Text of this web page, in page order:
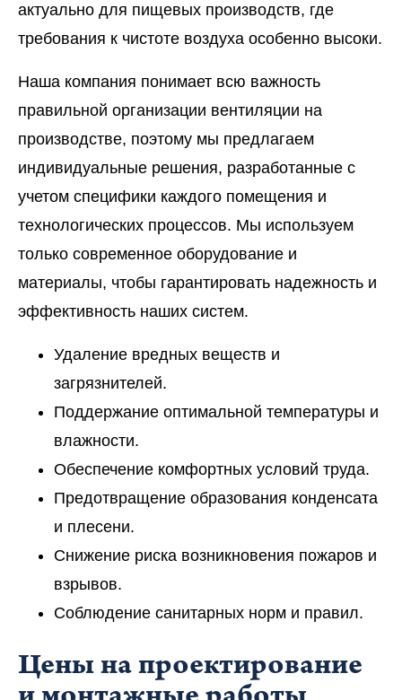
актуально для пищевых производств, где
требования к чистоте воздуха особенно высоки.
Наша компания понимает всю важность
правильной организации вентиляции на
производстве, поэтому мы предлагаем
индивидуальные решения, разработанные с
учетом специфики каждого помещения и
технологических процессов. Мы используем
только современное оборудование и
материалы, чтобы гарантировать надежность и
эффективность наших систем.
Удаление вредных веществ и
загрязнителей.
Поддержание оптимальной температуры и
влажности.
Обеспечение комфортных условий труда.
Предотвращение образования конденсата
и плесени.
Снижение риска возникновения пожаров и
взрывов.
Соблюдение санитарных норм и правил.
Цены на проектирование